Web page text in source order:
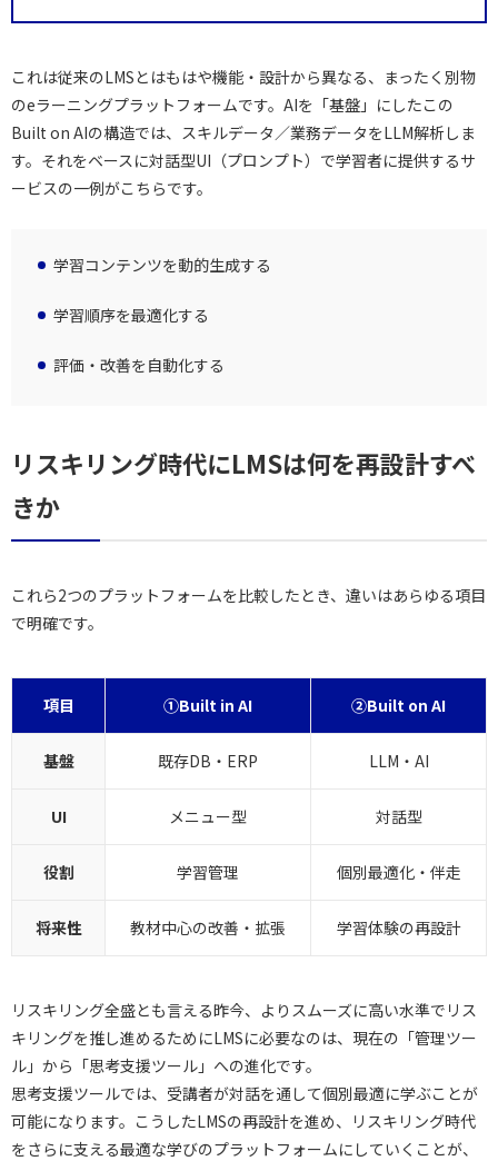
これは従来のLMSとはもはや機能・設計から異なる、まったく別物
のeラーニングプラットフォームです。AIを「基盤」にしたこの
Built on AIの構造では、スキルデータ／業務データをLLM解析しま
す。それをベースに対話型UI（プロンプト）で学習者に提供するサ
ービスの一例がこちらです。
学習コンテンツを動的生成する
学習順序を最適化する
評価・改善を自動化する
リスキリング時代にLMSは何を再設計すべ
きか
これら2つのプラットフォームを比較したとき、違いはあらゆる項目
で明確です。
項目 ①Built in AI ②Built on AI
基盤 既存DB・ERP LLM・AI
UI メニュー型 対話型
役割 学習管理 個別最適化・伴走
将来性 教材中心の改善・拡張 学習体験の再設計
リスキリング全盛とも言える昨今、よりスムーズに高い水準でリス
キリングを推し進めるためにLMSに必要なのは、現在の「管理ツー
ル」から「思考支援ツール」への進化です。
思考支援ツールでは、受講者が対話を通して個別最適に学ぶことが
可能になります。こうしたLMSの再設計を進め、リスキリング時代
をさらに支える最適な学びのプラットフォームにしていくことが、